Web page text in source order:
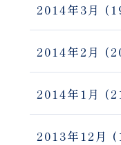
2014年3月
2014年2月
2014年1月
2013年12月